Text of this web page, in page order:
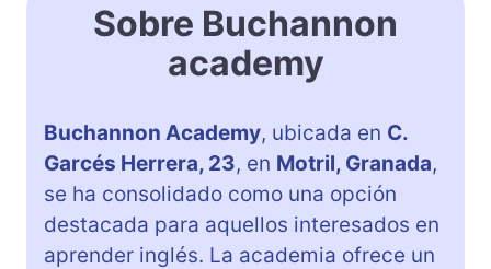
Sobre Buchannon
academy
Buchannon Academy, ubicada en C.
Garcés Herrera, 23, en Motril, Granada,
se ha consolidado como una opción
destacada para aquellos interesados en
aprender inglés. La academia ofrece un